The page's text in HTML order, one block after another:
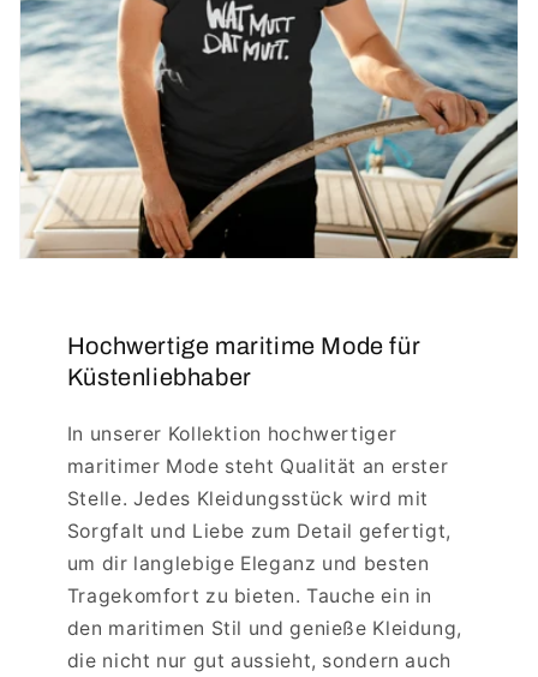
Hochwertige maritime Mode für
Küstenliebhaber
In unserer Kollektion hochwertiger
maritimer Mode steht Qualität an erster
Stelle. Jedes Kleidungsstück wird mit
Sorgfalt und Liebe zum Detail gefertigt,
um dir langlebige Eleganz und besten
Tragekomfort zu bieten. Tauche ein in
den maritimen Stil und genieße Kleidung,
die nicht nur gut aussieht, sondern auch